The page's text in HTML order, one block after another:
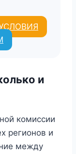
и
комиссии
регионов и
между